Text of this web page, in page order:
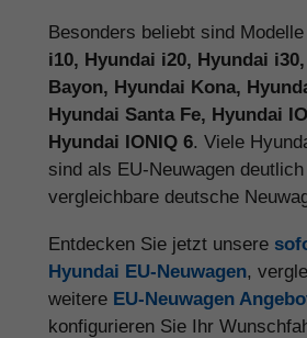
Besonders beliebt sind
i10, Hyundai i20, Hyundai
Bayon, Hyundai Kona,
Hyundai Santa Fe, Hyundai
Hyundai IONIQ 6. Viele
sind als EU-Neuwagen
vergleichbare deutsche
Entdecken Sie jetzt unsere
Hyundai EU-Neuwagen,
weitere EU-Neuwagen
konfigurieren Sie Ihr